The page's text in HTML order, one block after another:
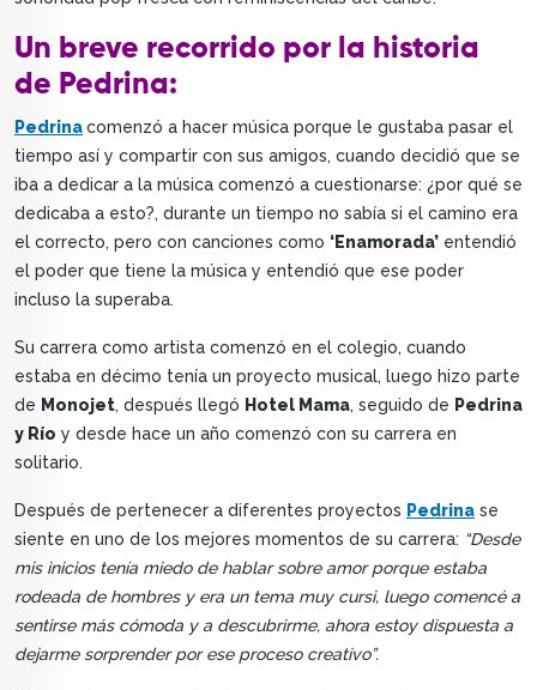
Un breve recorrido por la historia
de Pedrina:
Pedrinacomenzó a hacer música porque le gustaba pasar el
tiempo así y compartir con sus amigos, cuando decidió que se
iba a dedicar a la música comenzó a cuestionarse: ¿por qué se
dedicaba a esto?, durante un tiempo no sabía si el camino era
el correcto, pero con canciones como ‘Enamorada’ entendió
el poder que tiene la música y entendió que ese poder
incluso la superaba.
Su carrera como artista comenzó en el colegio, cuando
estaba en décimo tenía un proyecto musical, luego hizo parte
de Monojet, después llegó Hotel Mama, seguido de Pedrina
y Río y desde hace un año comenzó con su carrera en
solitario.
Después de pertenecer a diferentes proyectos Pedrina se
siente en uno de los mejores momentos de su carrera: “Desde
mis inicios tenía miedo de hablar sobre amor porque estaba
rodeada de hombres y era un tema muy cursi, luego comencé a
sentirse más cómoda y a descubrirme, ahora estoy dispuesta a
dejarme sorprender por ese proceso creativo”.